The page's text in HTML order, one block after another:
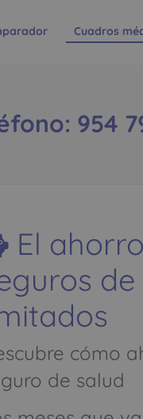
Cuadros
954
El
cómo
de salud